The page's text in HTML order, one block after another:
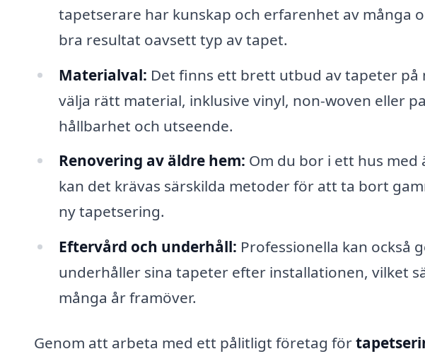
tapetserare har kunskap och erfarenhet av många
bra resultat oavsett typ av tapet.
Materialval: Det finns ett brett utbud av tapeter
välja rätt material, inklusive vinyl, non-woven eller
hållbarhet och utseende.
Renovering av äldre hem: Om du bor i ett hus
kan det krävas särskilda metoder för att ta bort
ny tapetsering.
Eftervård och underhåll: Professionella kan också
underhåller sina tapeter efter installationen, vilket
många år framöver.
Genom att arbeta med ett pålitligt företag för